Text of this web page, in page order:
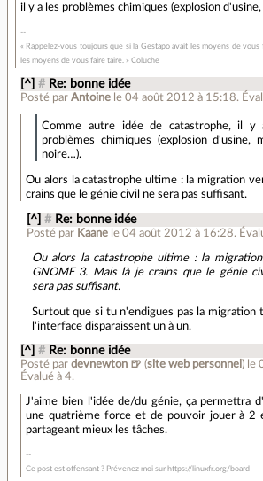
il y a les problèmes chimiques (explosion
« Rappelez-vous toujours que si la Gestapo avait les moyens de vous
les moyens de vous faire taire. » Coluche
[^] # Re: bonne idée
Posté parAntoine le 04 août 2012 à 15:18.
Comme autre idée de catastrophe, il y
problèmes chimiques (explosion d'usine,
noire…).
Ou alors la catastrophe ultime : la migration
crains que le génie civil ne sera pas suffisant.
[^] # Re: bonne idée
Posté par Kaane le 04 août 2012 à 16:28.
Ou alors la catastrophe ultime : la
GNOME 3. Mais là je crains que le génie
sera pas suffisant.
Surtout que si tu n'endigues pas la migration
l'interface disparaissent un à un.
[^] # Re: bonne idée
Posté pardevnewton 🍺 (site web personnel ) le
Évalué à4.
J'aime bien l'idée de/du génie, ça permettra
une quatrième force et de pouvoir jouer à 2
partageant mieux les tâches.
Ce post est offensant ? Prévenez moi sur https://linuxfr.org/board